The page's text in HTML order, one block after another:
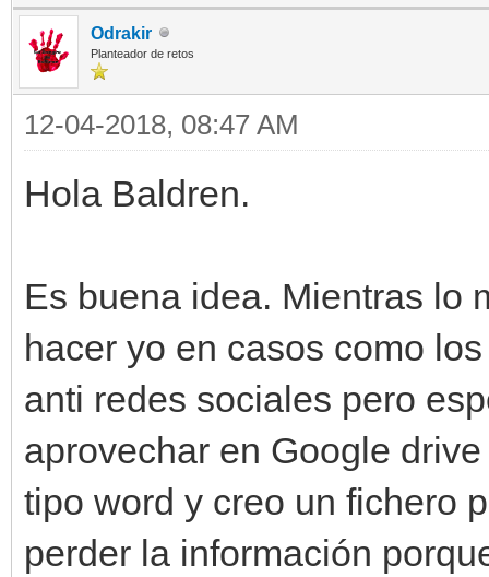
Odrakir
Planteador de retos
12-04-2018, 08:47 AM
Hola Baldren.
Es buena idea. Mientras lo
hacer yo en casos como
anti redes sociales pero
aprovechar en Google
tipo word y creo un fichero
perder la información